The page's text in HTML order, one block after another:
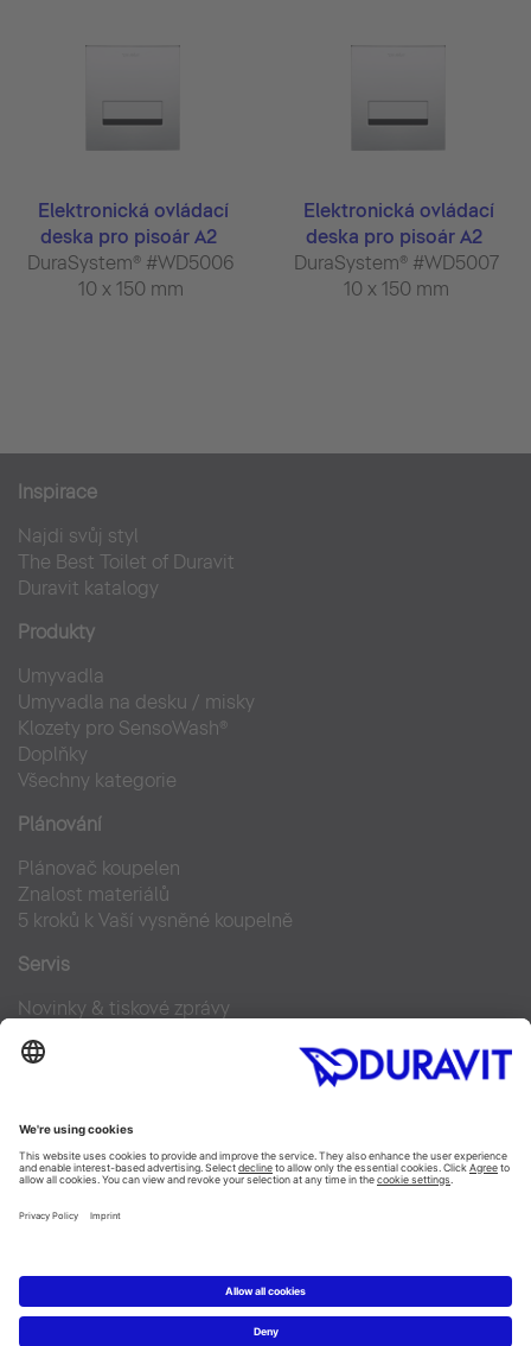
Elektronická ovládací
deska pro pisoár A2
DuraSystem® #WD5006
10 x 150 mm
Elektronická ovládací
deska pro pisoár A2
DuraSystem® #WD5007
10 x 150 mm
Inspirace
Najdi svůj styl
The Best Toilet of Duravit
Duravit katalogy
Produkty
Umyvadla
Umyvadla na desku / misky
Klozety pro SensoWash®
Doplňky
Všechny kategorie
Plánování
Plánovač koupelen
Znalost materiálů
5 kroků k Vaší vysněné koupelně
Servis
Novinky & tiskové zprávy
Designové fotky
Najdi Duravit prodejce
Pinterest